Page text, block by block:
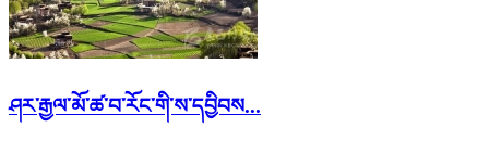
ཤར་རྒྱལ་མོ་ཚ་བ་རོང་གི་ས་དབྱིབས...